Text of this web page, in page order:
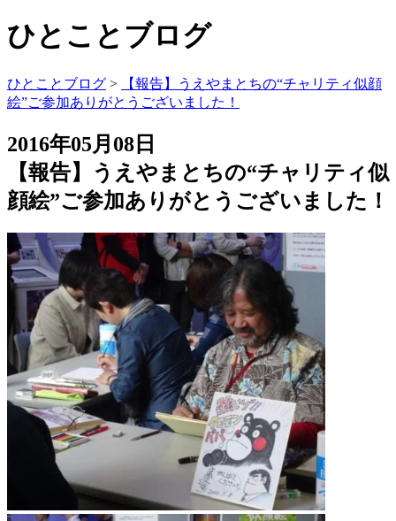
ひとことブログ
ひとことブログ >
【報告】うえやまとちの“チャリティ似顔
絵”ご参加ありがとうございました！
2016年05月08日
【報告】うえやまとちの“チャリティ似
顔絵”ご参加ありがとうございました！